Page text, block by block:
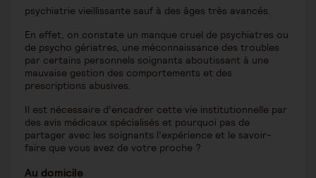
psychiatrie vieillissante sauf à des âges très avancés.
En effet, on constate un manque cruel de psychiatres ou
de psycho gériatres, une méconnaissance des troubles
par certains personnels soignants aboutissant à une
mauvaise gestion des comportements et des
prescriptions abusives.
Il est nécessaire d’encadrer cette vie institutionnelle par
des avis médicaux spécialisés et pourquoi pas de
partager avec les soignants l’expérience et le savoir-
faire que vous avez de votre proche ?
Au domicile